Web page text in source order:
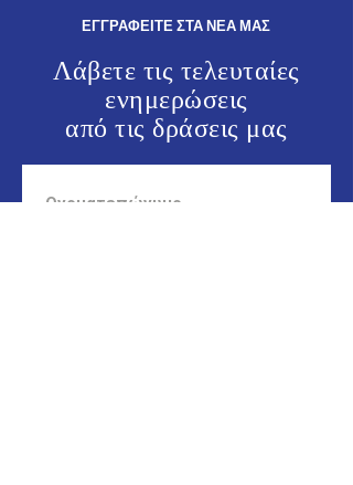
ΕΓΓΡΑΦΕΙΤΕ ΣΤΑ ΝΕΑ ΜΑΣ
Λάβετε τις τελευταίες
ενημερώσεις
από τις δράσεις μας